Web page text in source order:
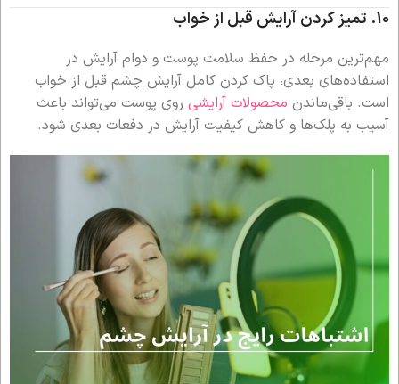
10. تمیز کردن آرایش قبل از خواب
مهم‌ترین مرحله در حفظ سلامت پوست و دوام آرایش در
استفاده‌های بعدی، پاک کردن کامل آرایش چشم قبل از خواب
است. باقی‌ماندن محصولات آرایشی روی پوست می‌تواند باعث
آسیب به پلک‌ها و کاهش کیفیت آرایش در دفعات بعدی شود.